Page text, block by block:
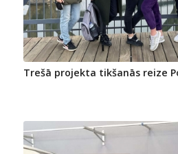
Trešā projekta tikšanās reize